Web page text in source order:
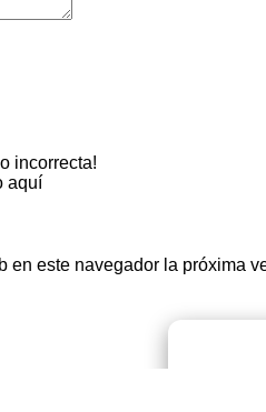
incorrecta!
aquí
este navegador la próxima